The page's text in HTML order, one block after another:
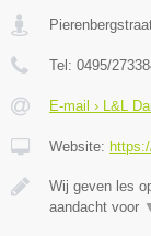
Tel: 0495/
E-mail › L&L
Website:
Wij geven les
aandacht voor